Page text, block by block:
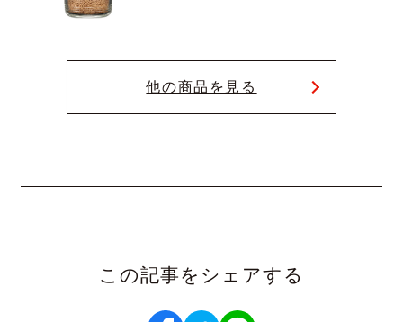
他の商品を見る
この記事をシェアする